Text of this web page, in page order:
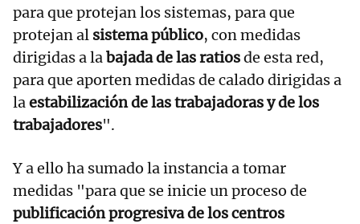
para que protejan los sistemas, para que
protejan al sistema público, con medidas
dirigidas a labajada de las ratiosde esta red,
para que aporten medidas de calado dirigidas a
laestabilización de las trabajadoras y de los
trabajadores".
Y a ello ha sumado la instancia a tomar
medidas "para que se inicie un proceso de
publificación progresiva de los centros